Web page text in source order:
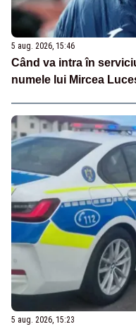
5 aug. 2026, 15:46
Când va intra în
numele lui Mircea
5 aug. 2026, 15:23